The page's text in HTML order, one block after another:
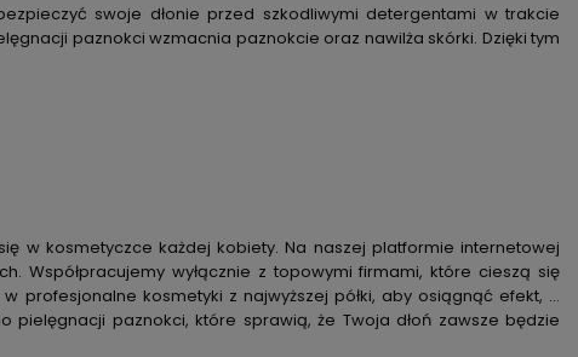
swoje dłonie przed szkodliwymi detergentami w trakcie
paznokci wzmacnia paznokcie oraz nawilża skórki. Dzięki tym
w kosmetyczce każdej kobiety. Na naszej platformie internetowej
Współpracujemy wyłącznie z topowymi firmami, które cieszą się
profesjonalne kosmetyki z najwyższej półki, aby osiągnąć efekt, o
pielęgnacji paznokci, które sprawią, że Twoja dłoń zawsze będzie